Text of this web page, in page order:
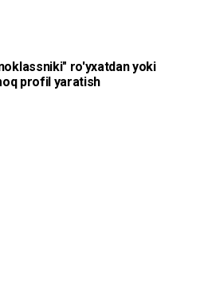
ro'yxatdan yoki
profil yaratish